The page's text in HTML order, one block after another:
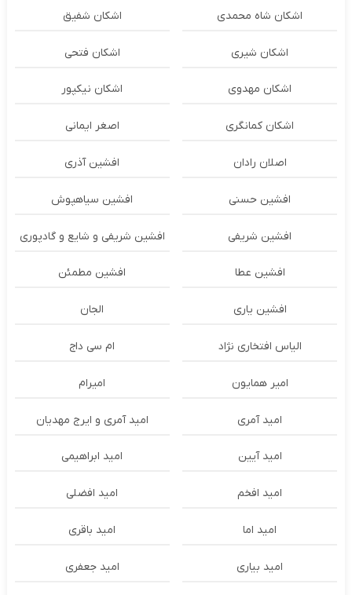
اشکان شاه محمدی اشکان شفیق
اشکان شیری اشکان فتحی
اشکان مهدوی اشکان نیکپور
اشکان‌ کمانگری اصغر ایمانی
اصلان رادان افشین آذری
افشین حسنی افشین سیاهپوش
افشین شریفی افشین شریفی و شایع و گادپوری
افشین عطا افشین مطمئن
افشین یاری الجان
الیاس افتخاری نژاد ام سی داج
امير همايون اميرام
امید آمری امید آمری و ایرج مهدیان
امید آیین امید ابراهیمی
امید افخم امید افضلی
امید اما امید باقری
امید بیاری امید جعفری